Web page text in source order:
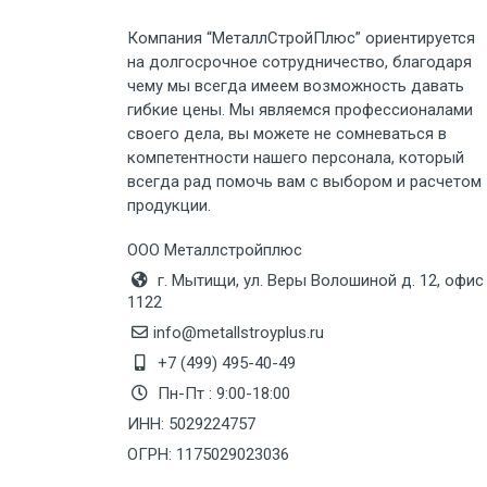
Груз до 6 м, вес до 3 тн
Груз до 6 м, вес до 5 тн
Груз до 6 м, вес до 8 тн
Груз до 6 м, вес до 10 тн
Груз до 12 м, вес до 20 тн
Манипулятор до 6 м, вес до 5 тн
Компания “МеталлСтройПлюс” ориентируется
на долгосрочное сотрудничество, благодаря
чему мы всегда имеем возможность давать
гибкие цены. Мы являемся профессионалами
своего дела, вы можете не сомневаться в
компетентности нашего персонала, который
всегда рад помочь вам с выбором и расчетом
продукции.
ООО Металлстройплюс
г. Мытищи, ул. Веры Волошиной д. 12, офис
1122
info@metallstroyplus.ru
+7 (499) 495-40-49
Пн-Пт : 9:00-18:00
ИНН: 5029224757
ОГРН: 1175029023036